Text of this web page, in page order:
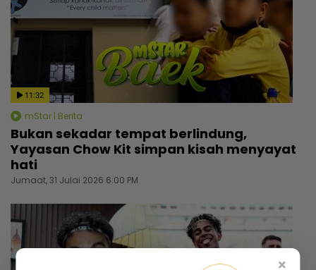
11:32
mStar | Berita
Bukan sekadar tempat berlindung,
Yayasan Chow Kit simpan kisah menyayat
hati
Jumaat, 31 Julai 2026 6:00 PM
×